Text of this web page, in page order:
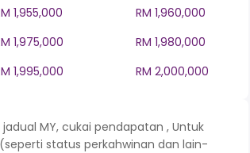
1,955,000
RM 1,960,000
1,975,000
RM 1,980,000
1,995,000 RM 2,000,000
MY, cukai pendapatan , Untuk
status perkahwinan dan lain-